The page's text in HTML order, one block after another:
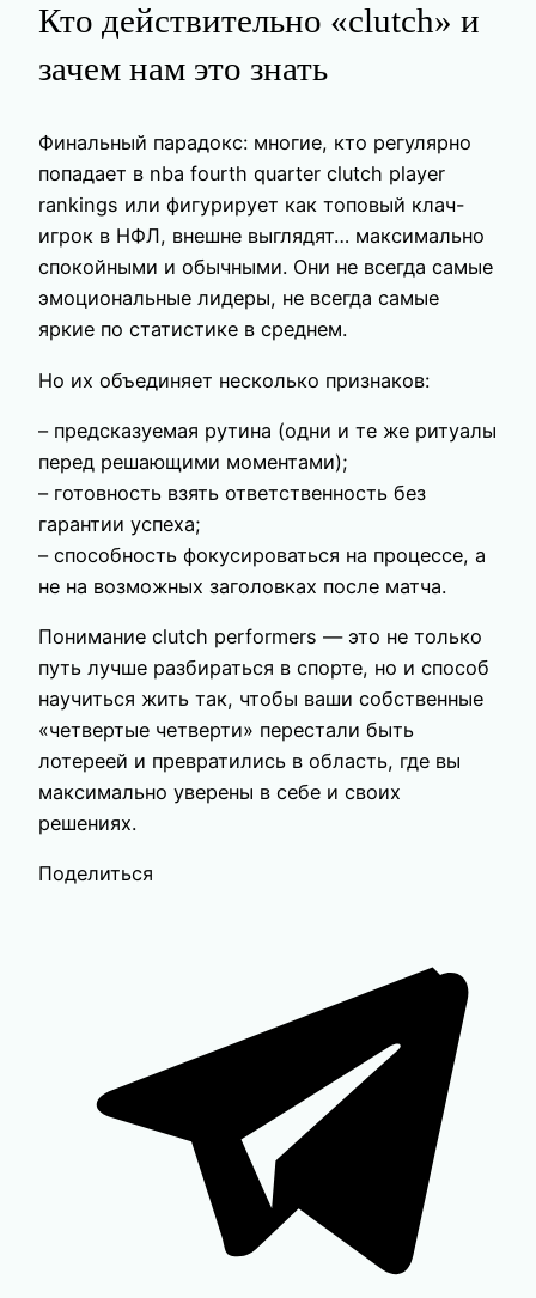
Кто действительно «clutch» и
зачем нам это знать
Финальный парадокс: многие, кто регулярно
попадает в nba fourth quarter clutch player
rankings или фигурирует как топовый клач-
игрок в НФЛ, внешне выглядят… максимально
спокойными и обычными. Они не всегда самые
эмоциональные лидеры, не всегда самые
яркие по статистике в среднем.
Но их объединяет несколько признаков:
– предсказуемая рутина (одни и те же ритуалы
перед решающими моментами);
– готовность взять ответственность без
гарантии успеха;
– способность фокусироваться на процессе, а
не на возможных заголовках после матча.
Понимание clutch performers — это не только
путь лучше разбираться в спорте, но и способ
научиться жить так, чтобы ваши собственные
«четвертые четверти» перестали быть
лотереей и превратились в область, где вы
максимально уверены в себе и своих
решениях.
Поделиться